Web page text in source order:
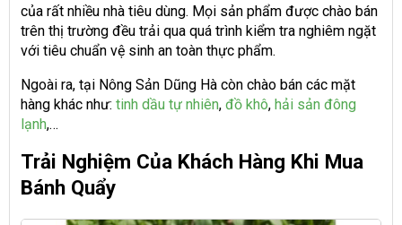
của rất nhiều nhà tiêu dùng. Mọi sản phẩm được chào bán
trên thị trường đều trải qua quá trình kiểm tra nghiêm ngặt
với tiêu chuẩn vệ sinh an toàn thực phẩm.
Ngoài ra, tại Nông Sản Dũng Hà còn chào bán các mặt
hàng khác như: tinh dầu tự nhiên, đồ khô, hải sản đông
lạnh,…
Trải Nghiệm Của Khách Hàng Khi Mua
Bánh Quẩy